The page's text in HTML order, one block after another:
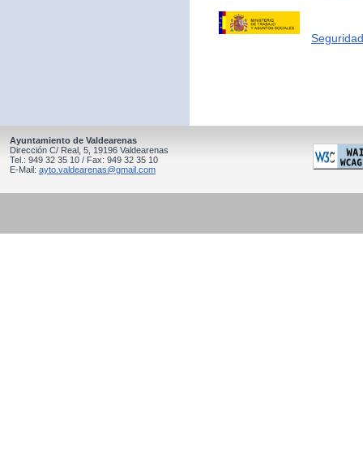
Ayuntamiento de Valdearenas
Dirección C/ Real, 5, 19196 Valdearenas
Tel.: 949 32 35 10 / Fax: 949 32 35 10
E-Mail: ayto.valdearenas@gmail.com